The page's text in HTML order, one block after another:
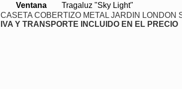
Ventana
Tragaluz "Sky Light"
CASETA COBERTIZO METAL JARDIN LONDON
IVA Y TRANSPORTE INCLUIDO EN EL PRECIO